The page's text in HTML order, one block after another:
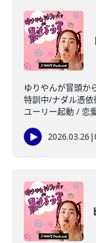
ゆりやんが冒頭か
特訓中/ナダル憑
ユーリー起動 / 恋
2026.03.26 |